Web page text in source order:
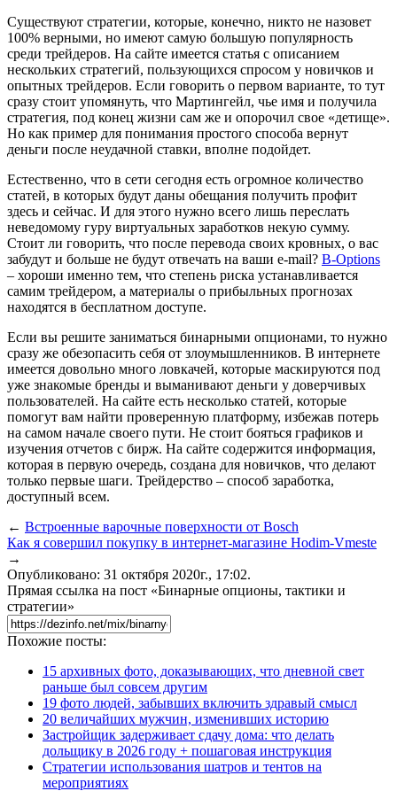
Существуют стратегии, которые, конечно, никто не назовет
100% верными, но имеют самую большую популярность
среди трейдеров. На сайте имеется статья с описанием
нескольких стратегий, пользующихся спросом у новичков и
опытных трейдеров. Если говорить о первом варианте, то тут
сразу стоит упомянуть, что Мартингейл, чье имя и получила
стратегия, под конец жизни сам же и опорочил свое «детище».
Но как пример для понимания простого способа вернут
деньги после неудачной ставки, вполне подойдет.
Естественно, что в сети сегодня есть огромное количество
статей, в которых будут даны обещания получить профит
здесь и сейчас. И для этого нужно всего лишь переслать
неведомому гуру виртуальных заработков некую сумму.
Стоит ли говорить, что после перевода своих кровных, о вас
забудут и больше не будут отвечать на ваши e-mail? B-Options
– хороши именно тем, что степень риска устанавливается
самим трейдером, а материалы о прибыльных прогнозах
находятся в бесплатном доступе.
Если вы решите заниматься бинарными опционами, то нужно
сразу же обезопасить себя от злоумышленников. В интернете
имеется довольно много ловкачей, которые маскируются под
уже знакомые бренды и выманивают деньги у доверчивых
пользователей. На сайте есть несколько статей, которые
помогут вам найти проверенную платформу, избежав потерь
на самом начале своего пути. Не стоит бояться графиков и
изучения отчетов с бирж. На сайте содержится информация,
которая в первую очередь, создана для новичков, что делают
только первые шаги. Трейдерство – способ заработка,
доступный всем.
← Встроенные варочные поверхности от Bosch
Как я совершил покупку в интернет-магазине Hodim-Vmeste
→
Опубликовано: 31 октября 2020г., 17:02.
Прямая ссылка на пост «Бинарные опционы, тактики и
стратегии»
Похожие посты:
15 архивных фото, доказывающих, что дневной свет
раньше был совсем другим
19 фото людей, забывших включить здравый смысл
20 величайших мужчин, изменивших историю
Застройщик задерживает сдачу дома: что делать
дольщику в 2026 году + пошаговая инструкция
Стратегии использования шатров и тентов на
мероприятиях